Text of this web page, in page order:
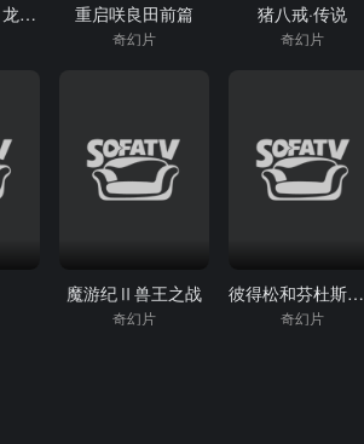
龙与地下城2：龙王的愤怒 重启咲良田前篇
奇幻片
猪八戒·传说
奇幻片
魔游纪Ⅱ兽王之战‎
奇幻片
彼得松和芬杜斯：小活宝-忘年交
奇幻片